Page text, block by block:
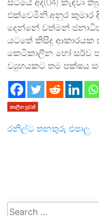
සිටියේ අද(04) කැඳවා
එක්වෙමිනි.අනුර කුමාර
දෙන්නේ වත්මන්
යටතේ කිසිදු ආකාරයක
කෙටිකාලීන හෝ සර්ව
ව්‍යුහයකට තම පක්ෂය
කාලීන පුවත්
රනිල්ට තනතුරු එපාලු